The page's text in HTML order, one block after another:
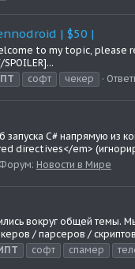
| $50 |
to my topic,
софт чекер
C# напрямую из
directives</em>
Форум: Новости в Мире
вокруг общей темы.
/ парсеров /
софт спамер